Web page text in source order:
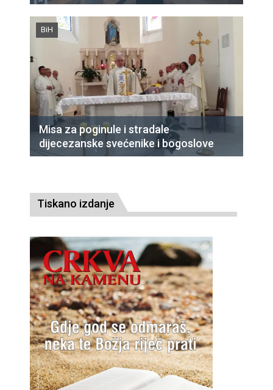
BiH
Misa za poginule i stradale
dijecezanske svećenike i bogoslove
Tiskano izdanje